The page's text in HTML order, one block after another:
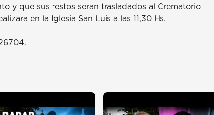
y que sus restos seran trasladados al Crematorio
en la Iglesia San Luis a las 11,30 Hs.